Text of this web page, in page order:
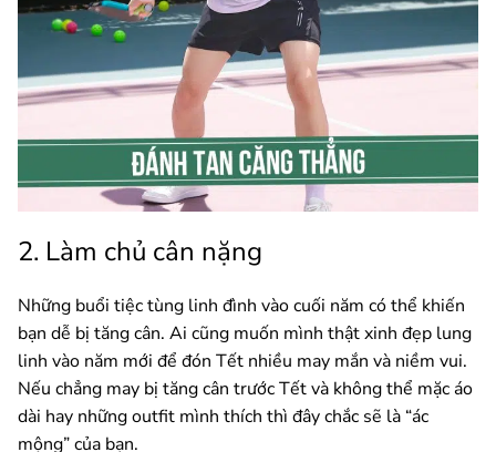
2. Làm chủ cân nặng
Những buổi tiệc tùng linh đình vào cuối năm có thể khiến
bạn dễ bị tăng cân. Ai cũng muốn mình thật xinh đẹp lung
linh vào năm mới để đón Tết nhiều may mắn và niềm vui.
Nếu chẳng may bị tăng cân trước Tết và không thể mặc áo
dài hay những outfit mình thích thì đây chắc sẽ là “ác
mộng” của bạn.